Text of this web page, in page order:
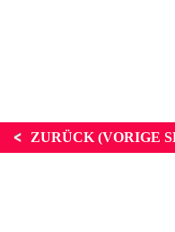
ZURÜCK (VORIGE